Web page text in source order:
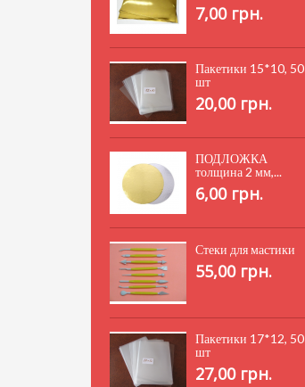
7,00 грн.
Пакетики 15*10, 50
шт
20,00 грн.
ПОДЛОЖКА
толщина 2 мм,...
6,00 грн.
Стеки для мастики
55,00 грн.
Пакетики 17*12, 50
шт
27,00 грн.